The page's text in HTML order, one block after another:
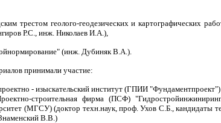
трестом геолого-геодезических и картографических
Р.С., инж. Николаев И.А.),
(инж. Дубиняк В.А.).
принимали участие:
- изыскательский институт (ГПИИ
строительная фирма (ПСФ)
(МГСУ) (доктор техн.наук, проф. Ухов С.Б.,
В.В.)